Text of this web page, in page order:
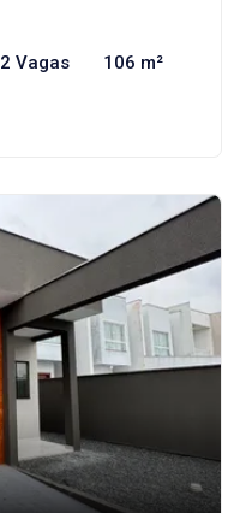
2 Vagas 106 m²